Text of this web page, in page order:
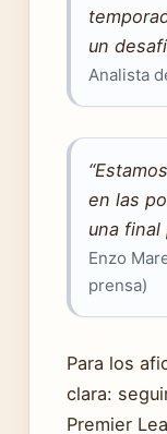
un
Analista
en las
una final
Enzo
prensa)
Para los
clara:
Premier